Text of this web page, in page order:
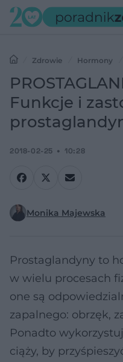
Zdrowie Hormony
Funkcje i zastosowanie
Funkcje i
2018-02-25 10:28
Monika Majewska
Prostaglandyny to
w wielu procesach
one są
zapalnego: obrzęk,
Ponadto
ciąży, by